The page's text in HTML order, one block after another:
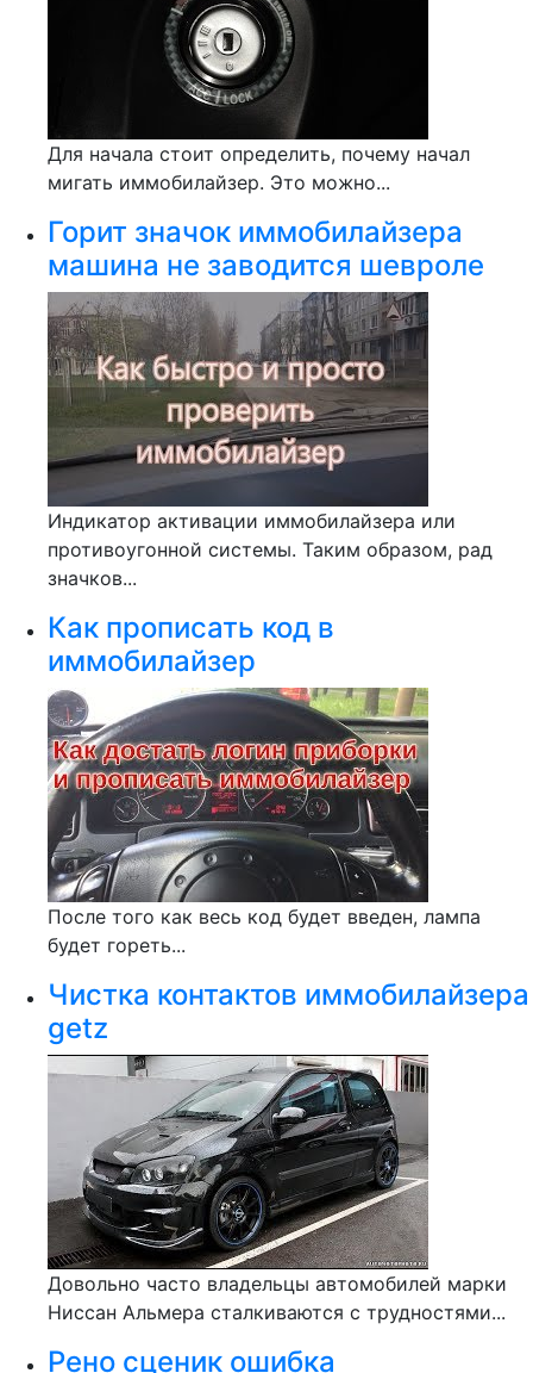
Для начала стоит определить, почему начал
мигать иммобилайзер. Это можно...
Горит значок иммобилайзера
машина не заводится шевроле
Индикатор активации иммобилайзера или
противоугонной системы. Таким образом, рад
значков...
Как прописать код в
иммобилайзер
После того как весь код будет введен, лампа
будет гореть...
Чистка контактов иммобилайзера
getz
Довольно часто владельцы автомобилей марки
Ниссан Альмера сталкиваются с трудностями...
Рено сценик ошибка